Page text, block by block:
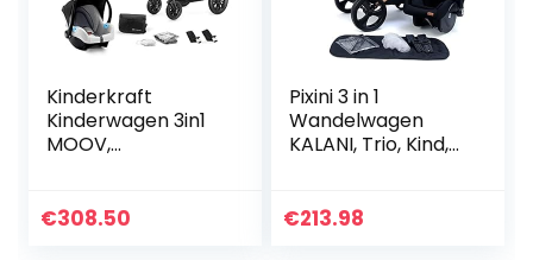
Kinderkraft
Kinderwagen 3in1
MOOV,
Reissysteem, met
€308.50
Pixini 3 in 1
Wandelwagen
KALANI, Trio, Kind,
(Goud/Zwart)
€213.98